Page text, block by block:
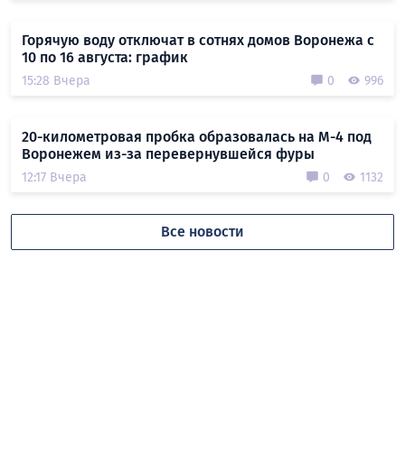
Горячую воду отключат в сотнях домов Воронежа с
10 по 16 августа: график
15:28 Вчера 0 996
20-километровая пробка образовалась на М-4 под
Воронежем из-за перевернувшейся фуры
12:17 Вчера 0 1132
Все новости